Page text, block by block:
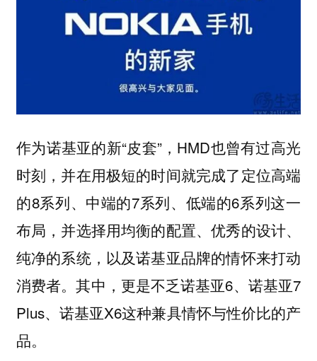
作为诺基亚的新“皮套”，HMD也曾有过高光
时刻，并在用极短的时间就完成了定位高端
的8系列、中端的7系列、低端的6系列这一
布局，并选择用均衡的配置、优秀的设计、
纯净的系统，以及诺基亚品牌的情怀来打动
消费者。其中，更是不乏诺基亚6、诺基亚7
Plus、诺基亚X6这种兼具情怀与性价比的产
品。